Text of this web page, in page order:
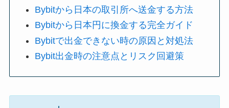
Bybitから日本の取引所へ送金する方法
Bybitから日本円に換金する完全ガイド
Bybitで出金できない時の原因と対処法
Bybit出金時の注意点とリスク回避策